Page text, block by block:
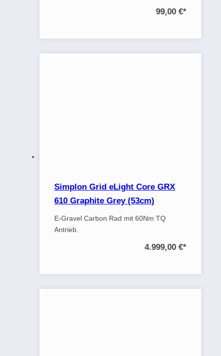
99,00 €*
Simplon Grid eLight Core GRX
610 Graphite Grey (53cm)
E-Gravel Carbon Rad mit 60Nm TQ
Antrieb.
4.999,00 €*